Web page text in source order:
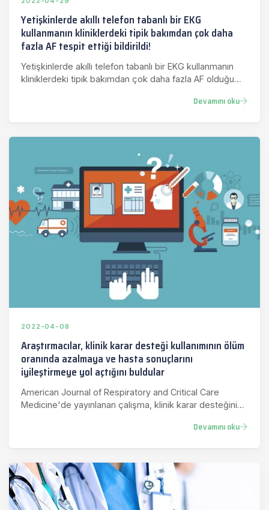
Yetişkinlerde akıllı telefon tabanlı bir EKG
kullanmanın kliniklerdeki tipik bakımdan çok daha
fazla AF tespit ettiği bildirildi!
Yetişkinlerde akıllı telefon tabanlı bir EKG kullanmanın
kliniklerdeki tipik bakımdan çok daha fazla AF olduğu
Devamını oku
2022-04-08
Araştırmacılar, klinik karar desteği kullanımının ölüm
oranında azalmaya ve hasta sonuçlarını
iyileştirmeye yol açtığını buldular
American Journal of Respiratory and Critical Care
Medicine'de yayınlanan çalışma, klinik karar desteğinin
Devamını oku